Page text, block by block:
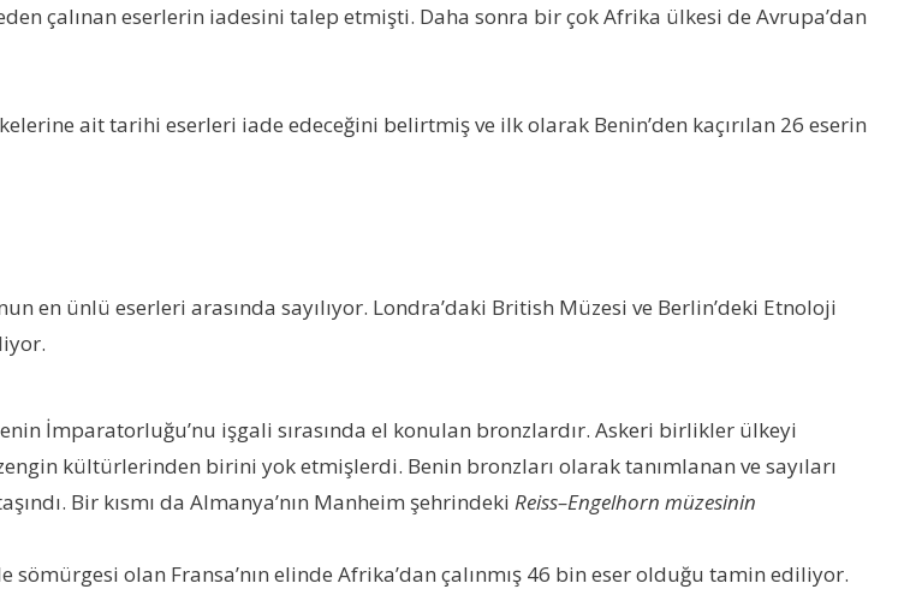
çalınan eserlerin iadesini talep etmişti. Daha sonra bir çok Afrika ülkesi de Avrupa’dan
ait tarihi eserleri iade edeceğini belirtmiş ve ilk olarak Benin’den kaçırılan 26 eserin
en ünlü eserleri arasında sayılıyor. Londra’daki British Müzesi ve Berlin’deki Etnoloji
İmparatorluğu’nu işgali sırasında el konulan bronzlardır. Askeri birlikler ülkeyi
zengin kültürlerinden birini yok etmişlerdi. Benin bronzları olarak tanımlanan ve sayıları
Bir kısmı da Almanya’nın Manheim şehrindeki Reiss–Engelhorn müzesinin
sömürgesi olan Fransa’nın elinde Afrika’dan çalınmış 46 bin eser olduğu tamin ediliyor.